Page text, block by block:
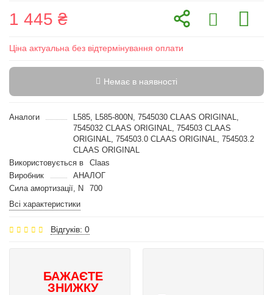
1 445 ₴
Ціна актуальна без відтермінування оплати
Немає в наявності
Аналоги
L585, L585-800N, 7545030 CLAAS ORIGINAL,
7545032 CLAAS ORIGINAL, 754503 CLAAS
ORIGINAL, 754503.0 CLAAS ORIGINAL, 754503.2
CLAAS ORIGINAL
Використовується в
Claas
Виробник
АНАЛОГ
Сила амортизації, N
700
Всі характеристики
Відгуків: 0
БАЖАЄТЕ
ЗНИЖКУ